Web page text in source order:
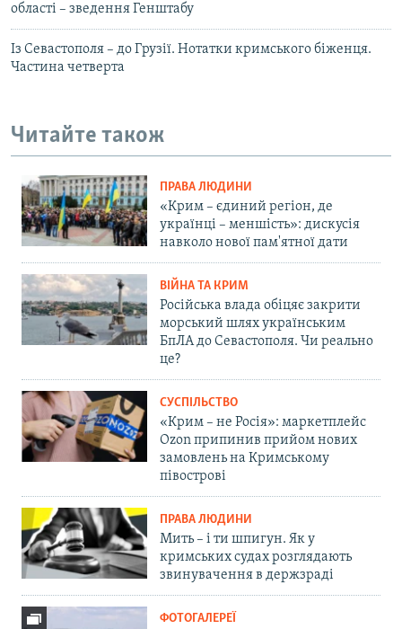
області – зведення Генштабу
Із Севастополя – до Грузії. Нотатки кримського біженця.
Частина четверта
Читайте також
ПРАВА ЛЮДИНИ
«Крим – єдиний регіон, де
українці – меншість»: дискусія
навколо нової пам'ятної дати
ВІЙНА ТА КРИМ
Російська влада обіцяє закрити
морський шлях українським
БпЛА до Севастополя. Чи реально
це?
СУСПІЛЬСТВО
«Крим – не Росія»: маркетплейс
Ozon припинив прийом нових
замовлень на Кримському
півострові
ПРАВА ЛЮДИНИ
Мить – і ти шпигун. Як у
кримських судах розглядають
звинувачення в держзраді
ФОТОГАЛЕРЕЇ